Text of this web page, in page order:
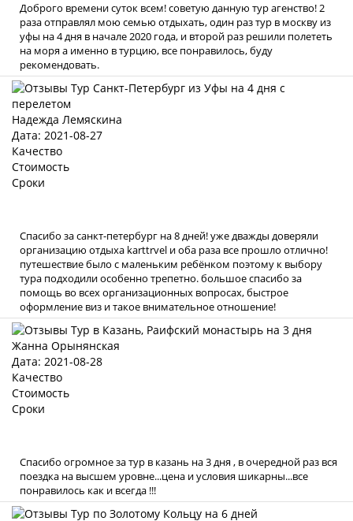
Доброго времени суток всем! советую данную тур агенство! 2
раза отправлял мою семью отдыхать, один раз тур в москву из
уфы на 4 дня в начале 2020 года, и второй раз решили полететь
на моря а именно в турцию, все понравилось, буду
рекомендовать.
Надежда Лемяскина
Дата: 2021-08-27
Качество
Стоимость
Сроки
Спасибо за санкт-петербург на 8 дней! уже дважды доверяли
организацию отдыха karttrvel и оба раза все прошло отлично!
путешествие было с маленьким ребёнком поэтому к выбору
тура подходили особенно трепетно. большое спасибо за
помощь во всех организационных вопросах, быстрое
оформление виз и такое внимательное отношение!
Жанна Орынянская
Дата: 2021-08-28
Качество
Стоимость
Сроки
Спасибо огромное за тур в казань на 3 дня , в очередной раз вся
поездка на высшем уровне...цена и условия шикарны...все
понравилось как и всегда !!!